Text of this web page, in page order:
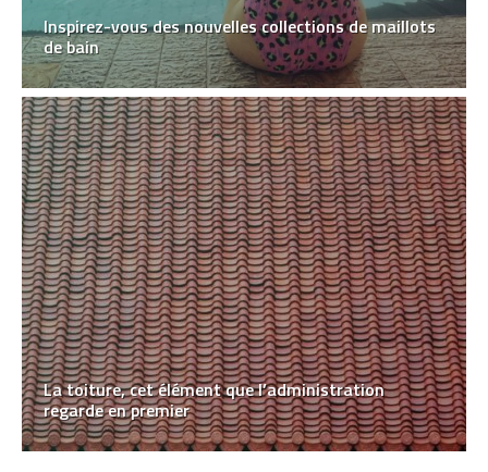
Inspirez-vous des nouvelles collections de maillots
de bain
La toiture, cet élément que l’administration
regarde en premier